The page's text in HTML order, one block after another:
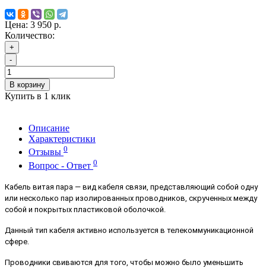
Цена: 3 950 р.
Количество:
+
-
В корзину
Купить в 1 клик
Описание
Характеристики
Отзывы 0
Вопрос - Ответ 0
Кабель витая пара — вид кабеля связи, представляющий собой одну
или несколько пар изолированных проводников, скрученных между
собой и покрытых пластиковой оболочкой.
Данный тип кабеля активно используется в телекоммуникационной
сфере.
Проводники свиваются для того, чтобы можно было уменьшить